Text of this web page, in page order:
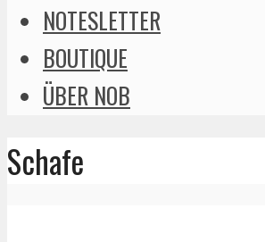
NOTESLETTER
BOUTIQUE
ÜBER NOB
Schafe